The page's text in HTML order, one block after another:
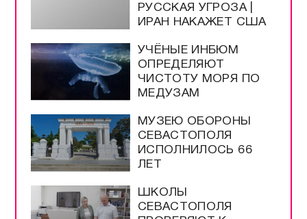
РУССКАЯ УГРОЗА |
ИРАН НАКАЖЕТ США
УЧЁНЫЕ ИНБЮМ
ОПРЕДЕЛЯЮТ
ЧИСТОТУ МОРЯ ПО
МЕДУЗАМ
МУЗЕЮ ОБОРОНЫ
СЕВАСТОПОЛЯ
ИСПОЛНИЛОСЬ 66
ЛЕТ
ШКОЛЫ
СЕВАСТОПОЛЯ